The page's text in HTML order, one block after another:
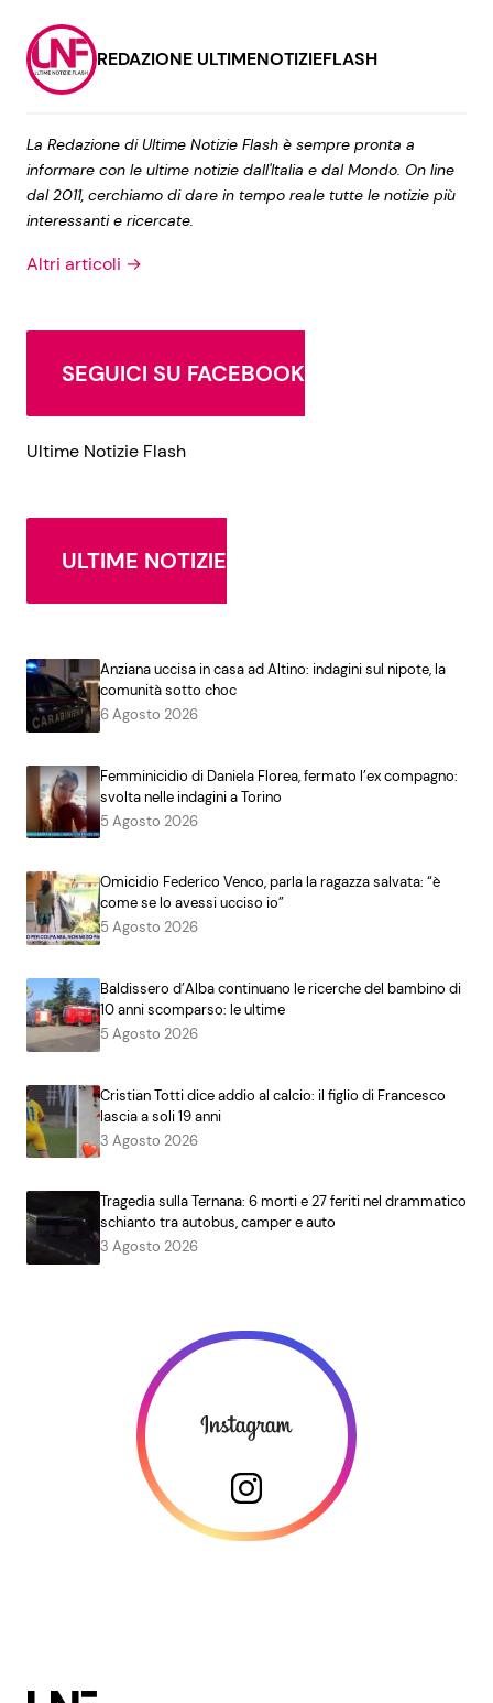
REDAZIONE ULTIMENOTIZIEFLASH
La Redazione di Ultime Notizie Flash è sempre pronta a
informare con le ultime notizie dall'Italia e dal Mondo. On line
dal 2011, cerchiamo di dare in tempo reale tutte le notizie più
interessanti e ricercate.
Altri articoli →
SEGUICI SU FACEBOOK
Ultime Notizie Flash
ULTIME NOTIZIE
Anziana uccisa in casa ad Altino: indagini sul nipote, la
comunità sotto choc
6 Agosto 2026
Femminicidio di Daniela Florea, fermato l’ex compagno:
svolta nelle indagini a Torino
5 Agosto 2026
Omicidio Federico Venco, parla la ragazza salvata: “è
come se lo avessi ucciso io”
5 Agosto 2026
Baldissero d’Alba continuano le ricerche del bambino di
10 anni scomparso: le ultime
5 Agosto 2026
Cristian Totti dice addio al calcio: il figlio di Francesco
lascia a soli 19 anni
3 Agosto 2026
Tragedia sulla Ternana: 6 morti e 27 feriti nel drammatico
schianto tra autobus, camper e auto
3 Agosto 2026